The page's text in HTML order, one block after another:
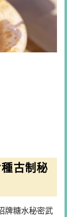
古制秘
牌糖水秘密武